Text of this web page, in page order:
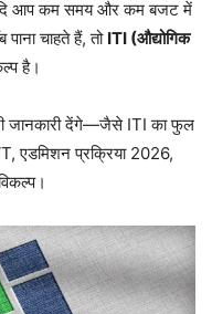
यदि आप कम समय और कम बजट में
चाहते हैं, तो ITI (औद्योगिक
है।
जानकारी देंगे—जैसे ITI का फुल
एडमिशन प्रक्रिया 2026,